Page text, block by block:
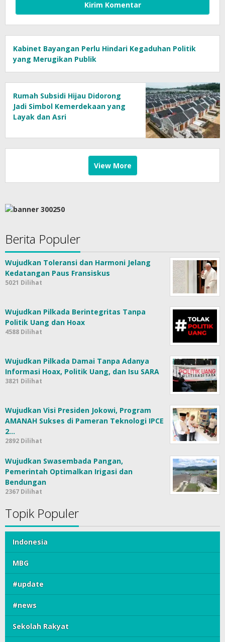
Kabinet Bayangan Perlu Hindari Kegaduhan Politik
yang Merugikan Publik
Rumah Subsidi Hijau Didorong
Jadi Simbol Kemerdekaan yang
Layak dan Asri
View More
Berita Populer
Wujudkan Toleransi dan Harmoni Jelang
Kedatangan Paus Fransiskus
5021 Dilihat
Wujudkan Pilkada Berintegritas Tanpa
Politik Uang dan Hoax
4588 Dilihat
Wujudkan Pilkada Damai Tanpa Adanya
Informasi Hoax, Politik Uang, dan Isu SARA
3821 Dilihat
Wujudkan Visi Presiden Jokowi, Program
AMANAH Sukses di Pameran Teknologi IPCE
2…
2892 Dilihat
Wujudkan Swasembada Pangan,
Pemerintah Optimalkan Irigasi dan
Bendungan
2367 Dilihat
Topik Populer
Indonesia
MBG
#update
#news
Sekolah Rakyat